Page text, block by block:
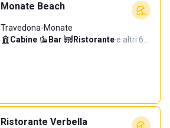
Monate Beach
Travedona-Monate
Cabine· Bar· Ristorante·e altri 6…
Ristorante Verbella